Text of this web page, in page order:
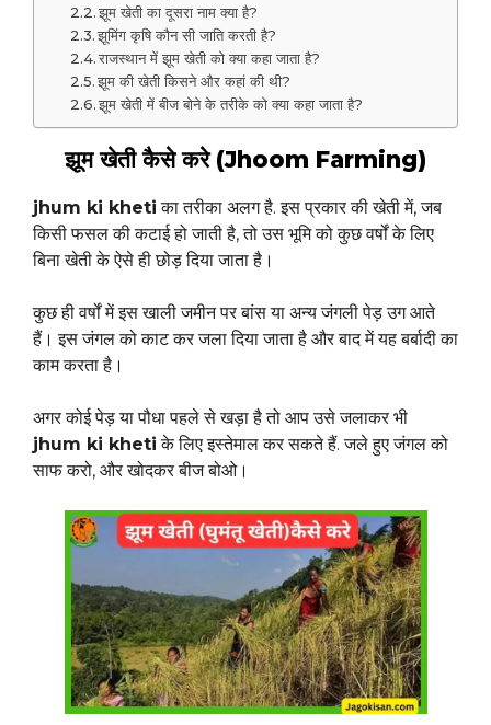
झूम खेती का दूसरा नाम क्या है?
झूमिंग कृषि कौन सी जाति करती है?
राजस्थान में झूम खेती को क्या कहा जाता है?
झूम की खेती किसने और कहां की थी?
झूम खेती में बीज बोने के तरीके को क्या कहा जाता है?
झूम खेती कैसे करे (Jhoom Farming)
jhum ki kheti का तरीका अलग है. इस प्रकार की खेती में, जब
किसी फसल की कटाई हो जाती है, तो उस भूमि को कुछ वर्षों के लिए
बिना खेती के ऐसे ही छोड़ दिया जाता है।
कुछ ही वर्षों में इस खाली जमीन पर बांस या अन्य जंगली पेड़ उग आते
हैं। इस जंगल को काट कर जला दिया जाता है और बाद में यह बर्बादी का
काम करता है।
अगर कोई पेड़ या पौधा पहले से खड़ा है तो आप उसे जलाकर भी
jhum ki kheti के लिए इस्तेमाल कर सकते हैं. जले हुए जंगल को
साफ करो, और खोदकर बीज बोओ।